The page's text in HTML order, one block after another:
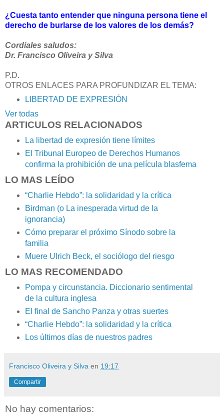
¿Cuesta tanto entender que ninguna persona tiene el
derecho de burlarse de los valores de los demás?
Cordiales saludos:
Dr. Francisco Oliveira y Silva
P.D.
OTROS ENLACES PARA PROFUNDIZAR EL TEMA:
LIBERTAD DE EXPRESIÓN
Ver todas
ARTICULOS RELACIONADOS
La libertad de expresión tiene límites
El Tribunal Europeo de Derechos Humanos
confirma la prohibición de una película blasfema
LO MAS LEÍDO
“Charlie Hebdo”: la solidaridad y la crítica
Birdman (o La inesperada virtud de la
ignorancia)
Cómo preparar el próximo Sínodo sobre la
familia
Muere Ulrich Beck, el sociólogo del riesgo
LO MAS RECOMENDADO
Pompa y circunstancia. Diccionario sentimental
de la cultura inglesa
El final de Sancho Panza y otras suertes
“Charlie Hebdo”: la solidaridad y la crítica
Los últimos días de nuestros padres
Francisco Oliveira y Silva en 19:17
Compartir
No hay comentarios: